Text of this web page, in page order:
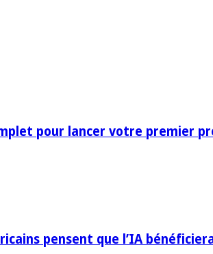
pour lancer votre premier
pensent que l’IA